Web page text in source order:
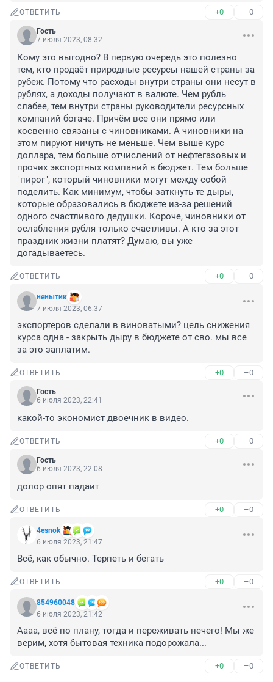
ОТВЕТИТЬ +0 –0
Гость
7 июля 2023, 08:32
Кому это выгодно? В первую очередь это полезно
тем, кто продаёт природные ресурсы нашей страны за
рубеж. Потому что расходы внутри страны они несут в
рублях, а доходы получают в валюте. Чем рубль
слабее, тем внутри страны руководители ресурсных
компаний богаче. Причём все они прямо или
косвенно связаны с чиновниками. А чиновники на
этом пируют ничуть не меньше. Чем выше курс
доллара, тем больше отчислений от нефтегазовых и
прочих экспортных компаний в бюджет. Тем больше
"пирог", который чиновники могут между собой
поделить. Как минимум, чтобы заткнуть те дыры,
которые образовались в бюджете из-за решений
одного счастливого дедушки. Короче, чиновники от
ослабления рубля только счастливы. А кто за этот
праздник жизни платят? Думаю, вы уже
догадываетесь.
ОТВЕТИТЬ +0 –0
ненытик
7 июля 2023, 06:37
экспортеров сделали в виноватыми? цель снижения
курса одна - закрыть дыру в бюджете от сво. мы все
за это заплатим.
ОТВЕТИТЬ +0 –0
Гость
6 июля 2023, 22:41
какой-то экономист двоечник в видео.
ОТВЕТИТЬ +0 –0
Гость
6 июля 2023, 22:08
долор опят падаит
ОТВЕТИТЬ +0 –0
4esnok
6 июля 2023, 21:47
Всё, как обычно. Терпеть и бегать
ОТВЕТИТЬ +0 –0
854960048
6 июля 2023, 21:42
Аааа, всё по плану, тогда и переживать нечего! Мы же
верим, хотя бытовая техника подорожала...
ОТВЕТИТЬ +0 –0